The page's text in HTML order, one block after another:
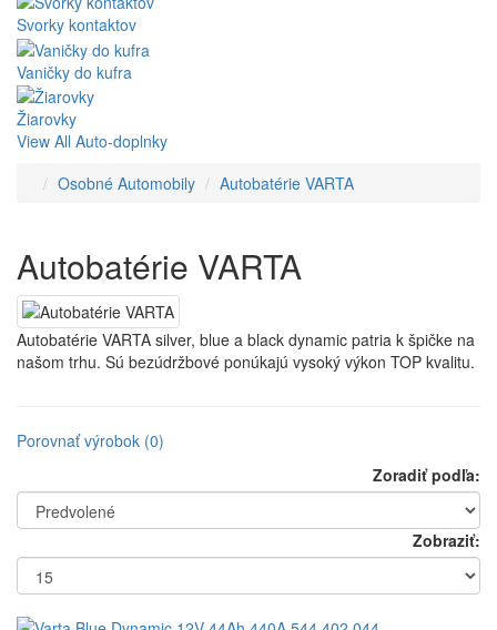
Svorky kontaktov
Vaničky do kufra
Žiarovky
View All Auto-doplnky
Osobné Automobily
Autobatérie VARTA
Autobatérie VARTA
Autobatérie VARTA silver, blue a black dynamic patria k špičke na
našom trhu. Sú bezúdržbové ponúkajú vysoký výkon TOP kvalitu.
Porovnať výrobok (0)
Zoradiť podľa:
Zobraziť: